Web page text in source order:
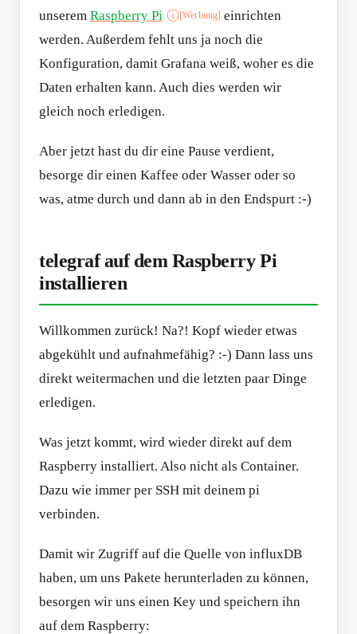
unserem Raspberry Pi ⓘ[Werbung] einrichten
werden. Außerdem fehlt uns ja noch die
Konfiguration, damit Grafana weiß, woher es die
Daten erhalten kann. Auch dies werden wir
gleich noch erledigen.
Aber jetzt hast du dir eine Pause verdient,
besorge dir einen Kaffee oder Wasser oder so
was, atme durch und dann ab in den Endspurt :-)
telegraf auf dem Raspberry Pi
installieren
Willkommen zurück! Na?! Kopf wieder etwas
abgekühlt und aufnahmefähig? :-) Dann lass uns
direkt weitermachen und die letzten paar Dinge
erledigen.
Was jetzt kommt, wird wieder direkt auf dem
Raspberry installiert. Also nicht als Container.
Dazu wie immer per SSH mit deinem pi
verbinden.
Damit wir Zugriff auf die Quelle von influxDB
haben, um uns Pakete herunterladen zu können,
besorgen wir uns einen Key und speichern ihn
auf dem Raspberry: